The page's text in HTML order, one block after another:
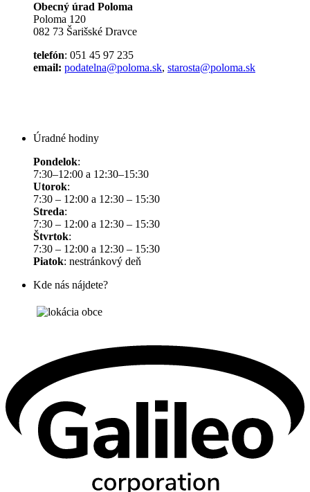
Obecný úrad Poloma
Poloma 120
082 73 Šarišské Dravce
telefón: 051 45 97 235
email: podatelna@poloma.sk, starosta@poloma.sk
Úradné hodiny
Pondelok:
7:30–12:00 a 12:30–15:30
Utorok:
7:30 – 12:00 a 12:30 – 15:30
Streda:
7:30 – 12:00 a 12:30 – 15:30
Štvrtok:
7:30 – 12:00 a 12:30 – 15:30
Piatok: nestránkový deň
Kde nás nájdete?